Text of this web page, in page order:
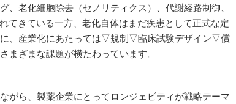
、老化細胞除去（セノリティクス）、代謝経路制御、
てきている一方、老化自体はまだ疾患として正式な定
、産業化にあたっては▽規制▽臨床試験デザイン▽償
ざまな課題が横たわっています。
がら、製薬企業にとってロンジェビティが戦略テーマ